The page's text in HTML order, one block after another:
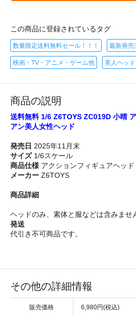
この商品に登録されているタグ
数量限定送料無料セール！！！ 最新発売
映画・TV・アニメ・ゲーム他 美人ヘッド
商品の説明
送料無料 1/6 Z6TOYS ZC019D 小晴
アン美人女性ヘッド
発売日 2025年11月末
サイズ1/6スケール
商品仕様 アクションフィギュアヘッド
メーカー Z6TOYS
商品詳細
ヘッドのみ、素体と服などは含みませ
発送
代引き不可商品です。
その他の詳細情報
販売価格 6,980円(税込)